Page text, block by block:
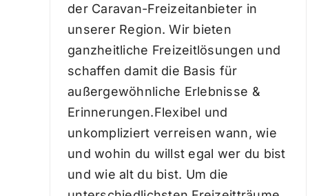
der Caravan-Freizeitanbieter in
unserer Region. Wir bieten
ganzheitliche Freizeitlösungen und
schaffen damit die Basis für
außergewöhnliche Erlebnisse &
Erinnerungen.Flexibel und
unkompliziert verreisen wann, wie
und wohin du willst egal wer du bist
und wie alt du bist. Um die